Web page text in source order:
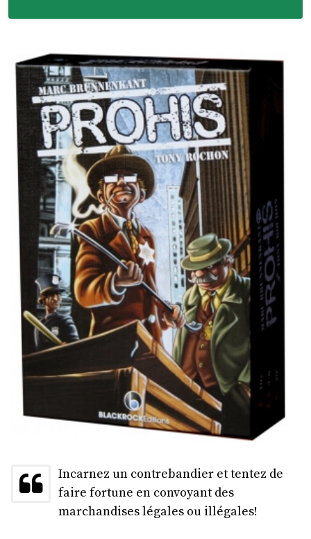
Incarnez un contrebandier et tentez de
faire fortune en convoyant des
marchandises légales ou illégales!